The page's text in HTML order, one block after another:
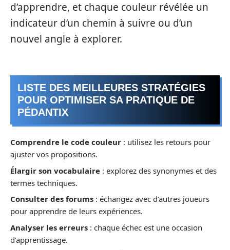
d’apprendre, et chaque couleur révélée un
indicateur d’un chemin à suivre ou d’un
nouvel angle à explorer.
LISTE DES MEILLEURES STRATÉGIES
POUR OPTIMISER SA PRATIQUE DE
PÉDANTIX
Comprendre le code couleur : utilisez les retours pour
ajuster vos propositions.
Élargir son vocabulaire : explorez des synonymes et des
termes techniques.
Consulter des forums : échangez avec d’autres joueurs
pour apprendre de leurs expériences.
Analyser les erreurs : chaque échec est une occasion
d’apprentissage.